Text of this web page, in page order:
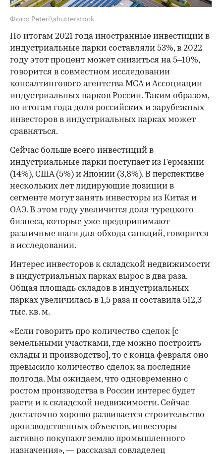
Фото: Peteri\shutterstock
По итогам 2021 года иностранные инвестиции в
индустриальные парки составляли 53%, в 2022
году этот процент может снизиться на 5–10%,
говорится в совместном исследовании
консалтингового агентства MCA и Ассоциации
индустриальных парков России. Таким образом,
по итогам года доля российских и зарубежных
инвесторов в индустриальных парках может
сравняться.
Сейчас больше всего инвестиций в
индустриальные парки поступает из Германии
(14%), США (5%) и Японии (3,8%). В перспективе
нескольких лет лидирующие позиции в
сегменте могут занять инвесторы из Китая и
ОАЭ. В этом году увеличится доля турецкого
бизнеса, которые уже предпринимают
различные шаги для обхода санкций, говорится
в исследовании.
Интерес инвесторов к складской недвижимости
в индустриальных парках вырос в два раза.
Общая площадь складов в индустриальных
парках увеличилась в 1,5 раза и составила 512,3
тыс. кв. м.
«Если говорить про количество сделок [с
земельными участками, где можно построить
склады и производство], то с конца февраля оно
превысило количество сделок за последние
полгода. Мы ожидаем, что одновременно с
ростом производства в России интерес будет
расти и к складской недвижимости. Сейчас
достаточно хорошо развивается строительство
производственных объектов, инвесторы
активно покупают землю промышленного
назначения», — рассказал совладелец